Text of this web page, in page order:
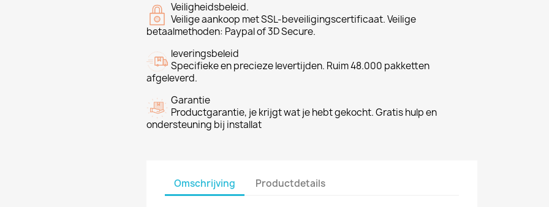
Veiligheidsbeleid.
Veilige aankoop met SSL-beveiligingscertificaat. Veilige
betaalmethoden: Paypal of 3D Secure.
leveringsbeleid
Specifieke en precieze levertijden. Ruim 48.000 pakketten
afgeleverd.
Garantie
Productgarantie, je krijgt wat je hebt gekocht. Gratis hulp en
ondersteuning bij installat
Omschrijving Productdetails